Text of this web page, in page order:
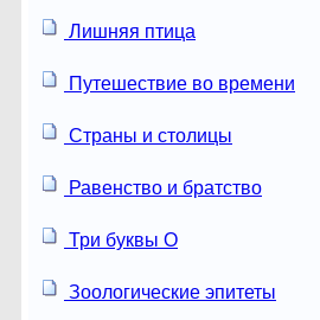
Лишняя птица
Путешествие во времени
Страны и столицы
Равенство и братство
Три буквы О
Зоологические эпитеты